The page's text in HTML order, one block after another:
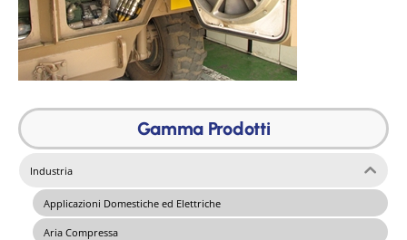
Gamma Prodotti
Industria
Applicazioni Domestiche ed Elettriche
Aria Compressa